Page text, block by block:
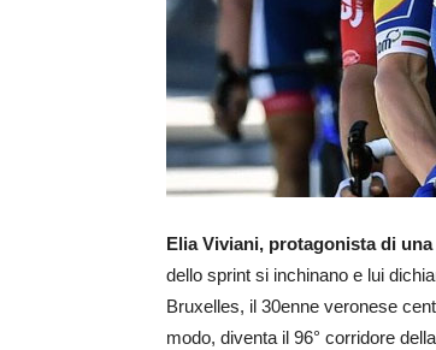
Elia Viviani, protagonista di
dello sprint si inchinano e lui
Bruxelles, il 30enne veronese
modo, diventa il 96° corridore